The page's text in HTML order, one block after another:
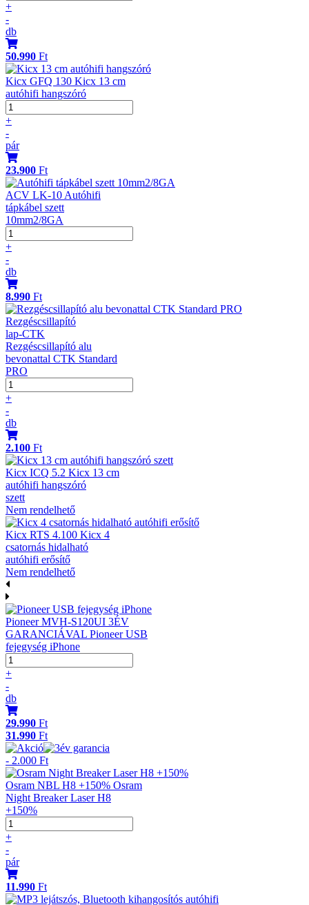
+
-
db
50.990 Ft
Kicx GFQ 130 Kicx 13 cm
autóhifi hangszóró
+
-
pár
23.900 Ft
ACV LK-10 Autóhifi
tápkábel szett
10mm2/8GA
+
-
db
8.990 Ft
Rezgéscsillapító
lap-CTK
Rezgéscsillapító alu
bevonattal CTK Standard
PRO
+
-
db
2.100 Ft
Kicx ICQ 5.2 Kicx 13 cm
autóhifi hangszóró
szett
Nem rendelhető
Kicx RTS 4.100 Kicx 4
csatornás hidalható
autóhifi erősítő
Nem rendelhető
Pioneer MVH-S120UI 3ÉV
GARANCIÁVAL Pioneer USB
fejegység iPhone
+
-
db
29.990 Ft
31.990 Ft
- 2.000 Ft
Osram NBL H8 +150% Osram
Night Breaker Laser H8
+150%
+
-
pár
11.990 Ft